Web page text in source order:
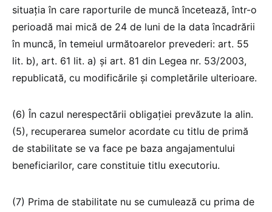
situaţia în care raporturile de muncă încetează, într-o
perioadă mai mică de 24 de luni de la data încadrării
în muncă, în temeiul următoarelor prevederi: art. 55
lit. b), art. 61 lit. a) și art. 81 din Legea nr. 53/2003,
republicată, cu modificările și completările ulterioare.
(6) În cazul nerespectării obligației prevăzute la alin.
(5), recuperarea sumelor acordate cu titlu de primă
de stabilitate se va face pe baza angajamentului
beneficiarilor, care constituie titlu executoriu.
(7) Prima de stabilitate nu se cumulează cu prima de